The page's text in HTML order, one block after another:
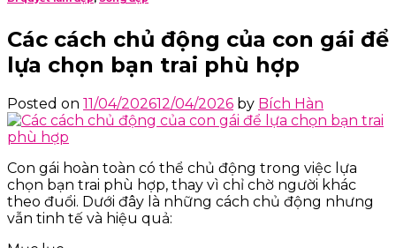
Các cách chủ động của con gái để
lựa chọn bạn trai phù hợp
Posted on 11/04/202612/04/2026 by Bích Hàn
Con gái hoàn toàn có thể chủ động trong việc lựa
chọn bạn trai phù hợp, thay vì chỉ chờ người khác
theo đuổi. Dưới đây là những cách chủ động nhưng
vẫn tinh tế và hiệu quả: